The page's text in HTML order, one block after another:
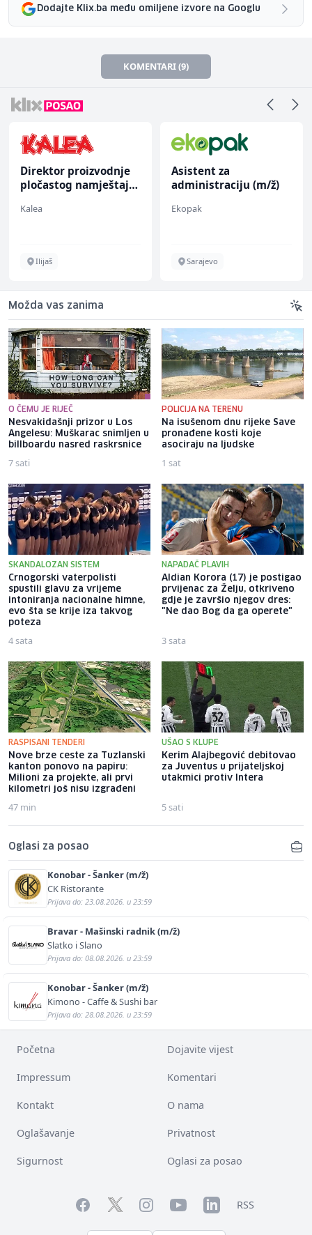
Dodajte Klix.ba među omiljene izvore na Googlu
KOMENTARI (9)
Direktor proizvodnje
pločastog namještaja
Kalea
Ilijaš
Asistent za
administraciju (m/ž)
Ekopak
Sarajevo
Možda vas zanima
O ČEMU JE RIJEČ
Nesvakidašnji prizor u Los
Angelesu: Muškarac snimljen u
billboardu nasred raskrsnice
7 sati
POLICIJA NA TERENU
Na isušenom dnu rijeke Save
pronađene kosti koje
asociraju na ljudske
1 sat
SKANDALOZAN SISTEM
Crnogorski vaterpolisti
spustili glavu za vrijeme
intoniranja nacionalne himne,
evo šta se krije iza takvog
poteza
4 sata
NAPADAČ PLAVIH
Aldian Korora (17) je postigao
prvijenac za Želju, otkriveno
gdje je završio njegov dres:
"Ne dao Bog da ga operete"
3 sata
RASPISANI TENDERI
Nove brze ceste za Tuzlanski
kanton ponovo na papiru:
Milioni za projekte, ali prvi
kilometri još nisu izgrađeni
47 min
UŠAO S KLUPE
Kerim Alajbegović debitovao
za Juventus u prijateljskoj
utakmici protiv Intera
5 sati
Oglasi za posao
Konobar - Šanker (m/ž)
CK Ristorante
Prijava do: 23.08.2026. u 23:59
Bravar - Mašinski radnik (m/ž)
Slatko i Slano
Prijava do: 08.08.2026. u 23:59
Konobar - Šanker (m/ž)
Kimono - Caffe & Sushi bar
Prijava do: 28.08.2026. u 23:59
Početna Dojavite vijest
Impressum Komentari
Kontakt O nama
Oglašavanje Privatnost
Sigurnost Oglasi za posao
FacebookTwitterInstagramYouTubeLinkedInRSS